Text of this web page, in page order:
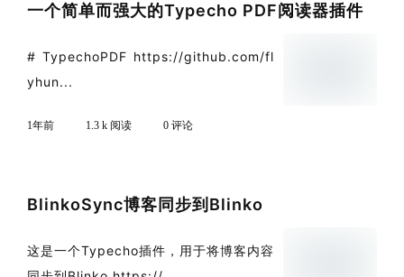
一个简单而强大的Typecho PDF阅读器插件
# TypechoPDF https://github.com/fl
yhun...
1年前 1.3 k 阅读 0 评论
BlinkoSync博客同步到Blinko
这是一个Typecho插件，用于将博客内容